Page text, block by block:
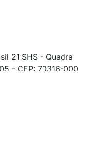
21 SHS - Quadra
- CEP: 70316-000